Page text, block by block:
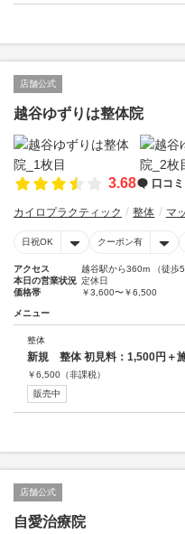
店舗公式
越谷ゆずりは整体院
3.68 口コミ
カイロプラクティック 整体 マ
日祝OK クーポン有
アクセス
越谷駅から360m （徒歩5
本日の営業状況 定休日
価格帯
￥3,600〜￥6,500
メニュー
整体
新規 整体 初見料：1,500円＋
￥6,500 （非課税）
販売中
店舗公式
自愛治療院